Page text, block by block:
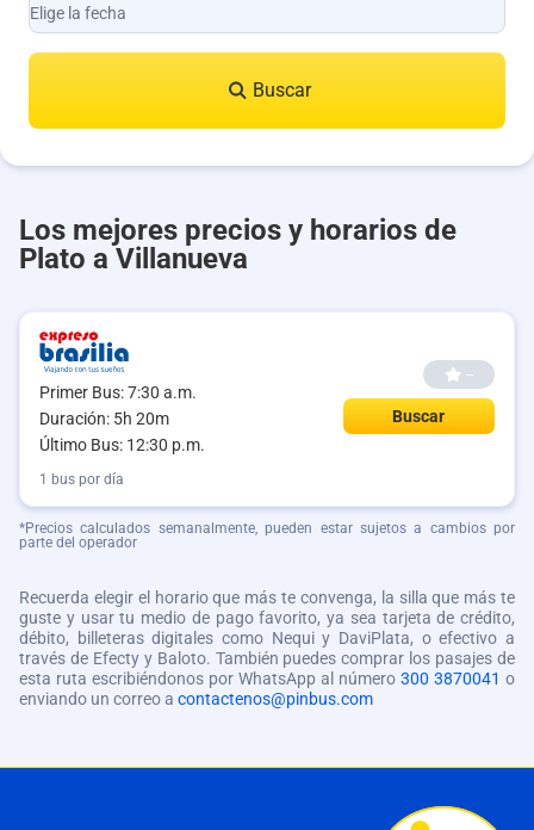
Buscar
Los mejores precios y horarios de
Plato a Villanueva
Primer Bus: 7:30 a.m.
Duración: 5h 20m
Último Bus: 12:30 p.m.
--
Buscar
1 bus por día
*Precios calculados semanalmente, pueden estar sujetos a cambios por
parte del operador
Recuerda elegir el horario que más te convenga, la silla que más te
guste y usar tu medio de pago favorito, ya sea tarjeta de crédito,
débito, billeteras digitales como Nequi y DaviPlata, o efectivo a
través de Efecty y Baloto. También puedes comprar los pasajes de
esta ruta escribiéndonos por WhatsApp al número 300 3870041 o
enviando un correo a contactenos@pinbus.com